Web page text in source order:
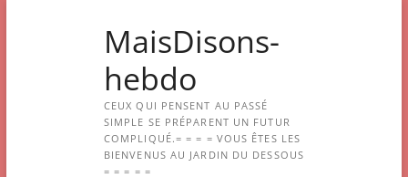
MaisDisons-
hebdo
CEUX QUI PENSENT AU PASSÉ
SIMPLE SE PRÉPARENT UN FUTUR
COMPLIQUÉ.= = = = VOUS ÊTES LES
BIENVENUS AU JARDIN DU DESSOUS
= = = = =